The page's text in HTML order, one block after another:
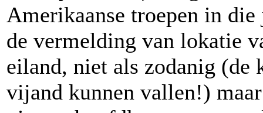
Amerikaanse troepen in
de vermelding van lokatie
eiland, niet als zodanig (de
vijand kunnen vallen!)